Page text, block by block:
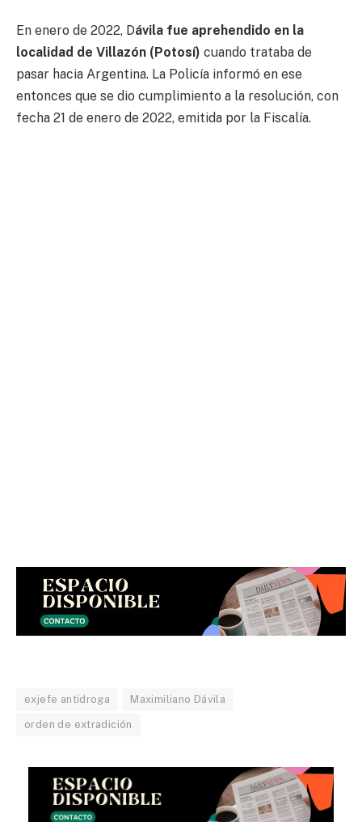
En enero de 2022, Dávila fue aprehendido en la
localidad de Villazón (Potosí) cuando trataba de
pasar hacia Argentina. La Policía informó en ese
entonces que se dio cumplimiento a la resolución, con
fecha 21 de enero de 2022, emitida por la Fiscalía.
exjefe antidroga Maximiliano Dávila
orden de extradición